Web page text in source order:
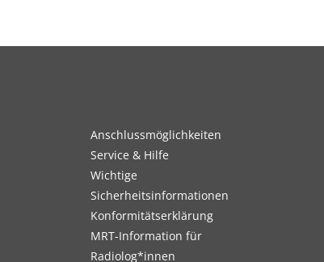
Anschlussmöglichkeiten
Service & Hilfe
Wichtige
Sicherheitsinformationen
Konformitätserklärung
MRT-Information für
Radiolog*innen